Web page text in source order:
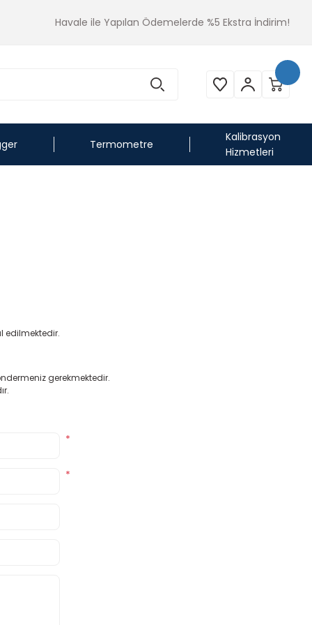
Havale ile Yapılan Ödemelerde %5 Ekstra İndirim!
Termometre
Kalibrasyon
Hizmetleri
edilmektedir.
gerekmektedir.
*
*